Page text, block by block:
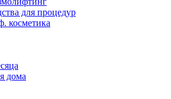
для процедур
косметика
дома